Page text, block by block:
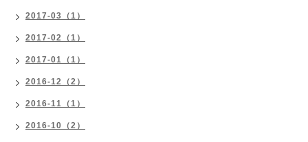
2017-03（1）
2017-02（1）
2017-01（1）
2016-12（2）
2016-11（1）
2016-10（2）